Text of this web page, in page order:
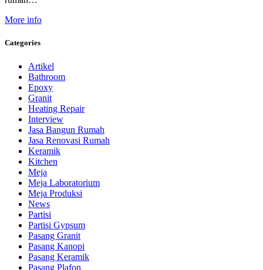
More info
Categories
Artikel
Bathroom
Epoxy
Granit
Heating Repair
Interview
Jasa Bangun Rumah
Jasa Renovasi Rumah
Keramik
Kitchen
Meja
Meja Laboratorium
Meja Produksi
News
Partisi
Partisi Gypsum
Pasang Granit
Pasang Kanopi
Pasang Keramik
Pasang Plafon